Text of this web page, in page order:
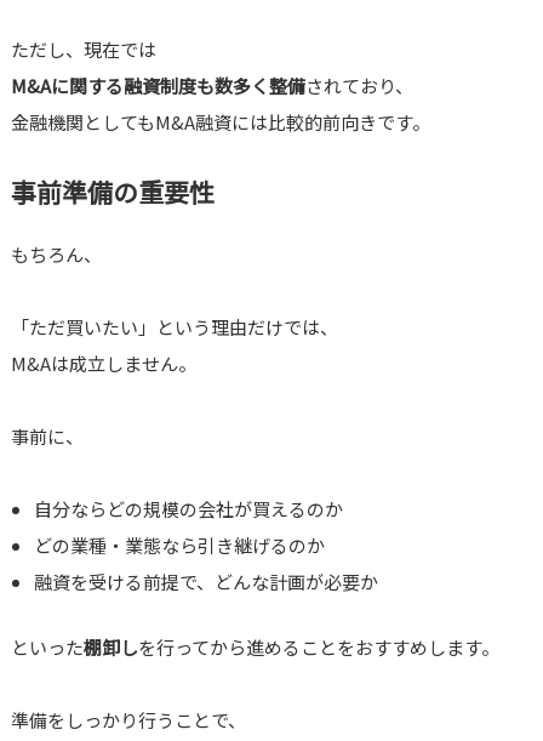
ただし、現在では
M&Aに関する融資制度も数多く整備されており、
金融機関としてもM&A融資には比較的前向きです。
事前準備の重要性
もちろん、
「ただ買いたい」という理由だけでは、
M&Aは成立しません。
事前に、
自分ならどの規模の会社が買えるのか
どの業種・業態なら引き継げるのか
融資を受ける前提で、どんな計画が必要か
といった棚卸しを行ってから進めることをおすすめします。
準備をしっかり行うことで、